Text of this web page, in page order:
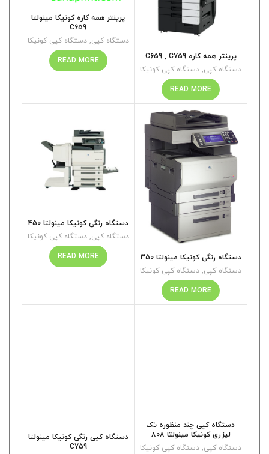
پرینتر همه کاره C659 , C759
دستگاه کپی, دستگاه کپی کونیکا
READ MORE
پرینتر همه کاره کونیکا مینولتا
C659
دستگاه کپی,دستگاه کپی کونیکا
READ MORE
دستگاه رنگی کونیکا مینولتا 350
دستگاه کپی, دستگاه کپی کونیکا
READ MORE
دستگاه رنگی کونیکا مینولتا 450
دستگاه کپی,دستگاه کپی کونیکا
READ MORE
دستگاه کپی چند منظوره تک
لیزری کونیکا مینولتا 808
دستگاه کپی, دستگاه کپی کونیکا
دستگاه کپی رنگی کونیکا مینولتا
C759